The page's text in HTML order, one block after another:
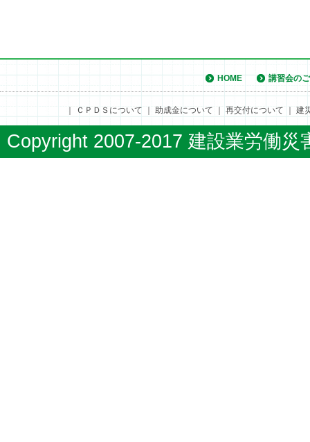
HOME 講習会の
ＣＰＤＳについて 助成金について 再交付について 建
Copyright 2007-2017 建設業労働